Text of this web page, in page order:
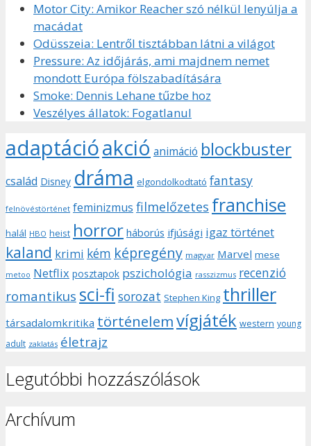
Motor City: Amikor Reacher szó nélkül lenyúlja a
macádat
Odüsszeia: Lentről tisztábban látni a világot
Pressure: Az időjárás, ami majdnem nemet
mondott Európa fölszabadítására
Smoke: Dennis Lehane tűzbe hoz
Veszélyes állatok: Fogatlanul
adaptációakció animáció blockbuster
család Disney dráma elgondolkodtató fantasy
felnövéstörténet feminizmus filmelőzetes franchise
halál HBO heist horror háborús ifjúsági igaz történet
kaland krimi kém képregény magyar Marvel mese
metoo Netflix posztapok pszichológia rasszizmus recenzió
romantikus sci-fi sorozat Stephen King thriller
társadalomkritika történelemvígjáték western young
adult zaklatás életrajz
Legutóbbi hozzászólások
Archívum